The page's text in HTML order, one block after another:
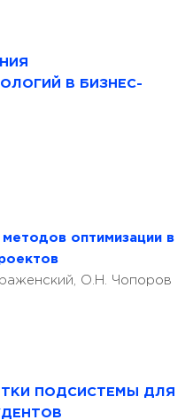
В БИЗНЕС-
оптимизации в
О.Н. Чопоров
ПОДСИСТЕМЫ ДЛЯ